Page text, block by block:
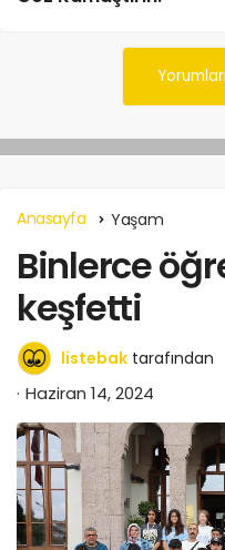
Anasayfa Yaşam
Binlerce
keşfetti
listebak tarafından
Haziran 14, 2024